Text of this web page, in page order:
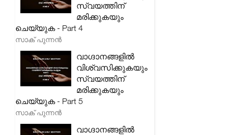
സ്വയത്തിന്
മരിക്കുകയും
ചെയ്യുക - Part 4
സാക് പുന്നൻ
വാഗ്ദാനങ്ങളിൽ
വിശ്വസിക്കുകയും
സ്വയത്തിന്
മരിക്കുകയും
ചെയ്യുക - Part 5
സാക് പുന്നൻ
വാഗ്ദാനങ്ങളിൽ